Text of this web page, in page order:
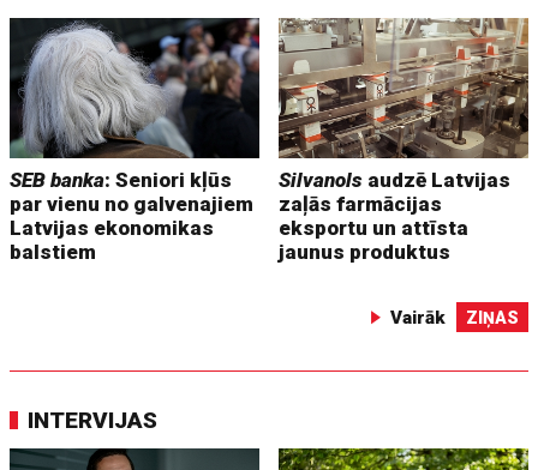
SEB banka: Seniori kļūs
par vienu no galvenajiem
Latvijas ekonomikas
balstiem
Silvanols audzē Latvijas
zaļās farmācijas
eksportu un attīsta
jaunus produktus
Vairāk ZIŅAS
INTERVIJAS